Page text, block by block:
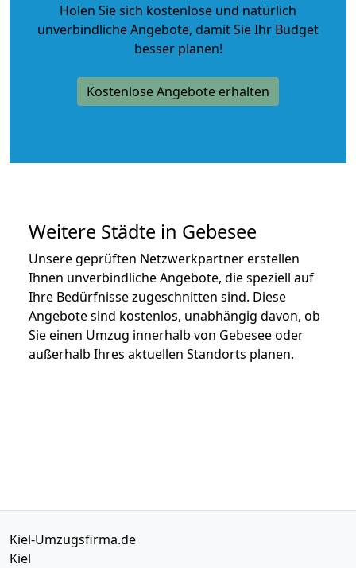
Holen Sie sich kostenlose und natürlich
unverbindliche Angebote, damit Sie Ihr Budget
besser planen!
Kostenlose Angebote erhalten
Weitere Städte in Gebesee
Unsere geprüften Netzwerkpartner erstellen
Ihnen unverbindliche Angebote, die speziell auf
Ihre Bedürfnisse zugeschnitten sind. Diese
Angebote sind kostenlos, unabhängig davon, ob
Sie einen Umzug innerhalb von Gebesee oder
außerhalb Ihres aktuellen Standorts planen.
Kiel-Umzugsfirma.de
Kiel